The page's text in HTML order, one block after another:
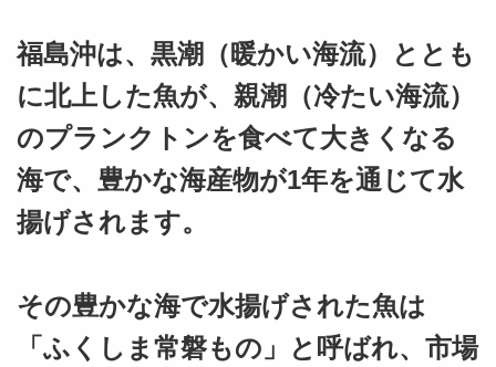
福島沖は、黒潮（暖かい海流）ととも
に北上した魚が、親潮（冷たい海流）
のプランクトンを食べて大きくなる
海で、豊かな海産物が1年を通じて水
揚げされます。
その豊かな海で水揚げされた魚は
「ふくしま常磐もの」と呼ばれ、市場